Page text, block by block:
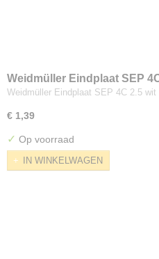
Weidmüller Eindplaat SEP
Weidmüller Eindplaat SEP 4C 2.5
€ 1,39
✓ Op voorraad
IN WINKELWAGEN